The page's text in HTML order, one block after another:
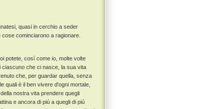
quasi in cerchio a seder
cominciarono a ragionare.
potete, cosí come io, molte volte
ciascuno che ci nasce, la sua vita
che, per guardar quella, senza
quali è il ben vivere d'ogni mortale,
nostra vita prendere quegli
e ancora di piú a quegli di piú